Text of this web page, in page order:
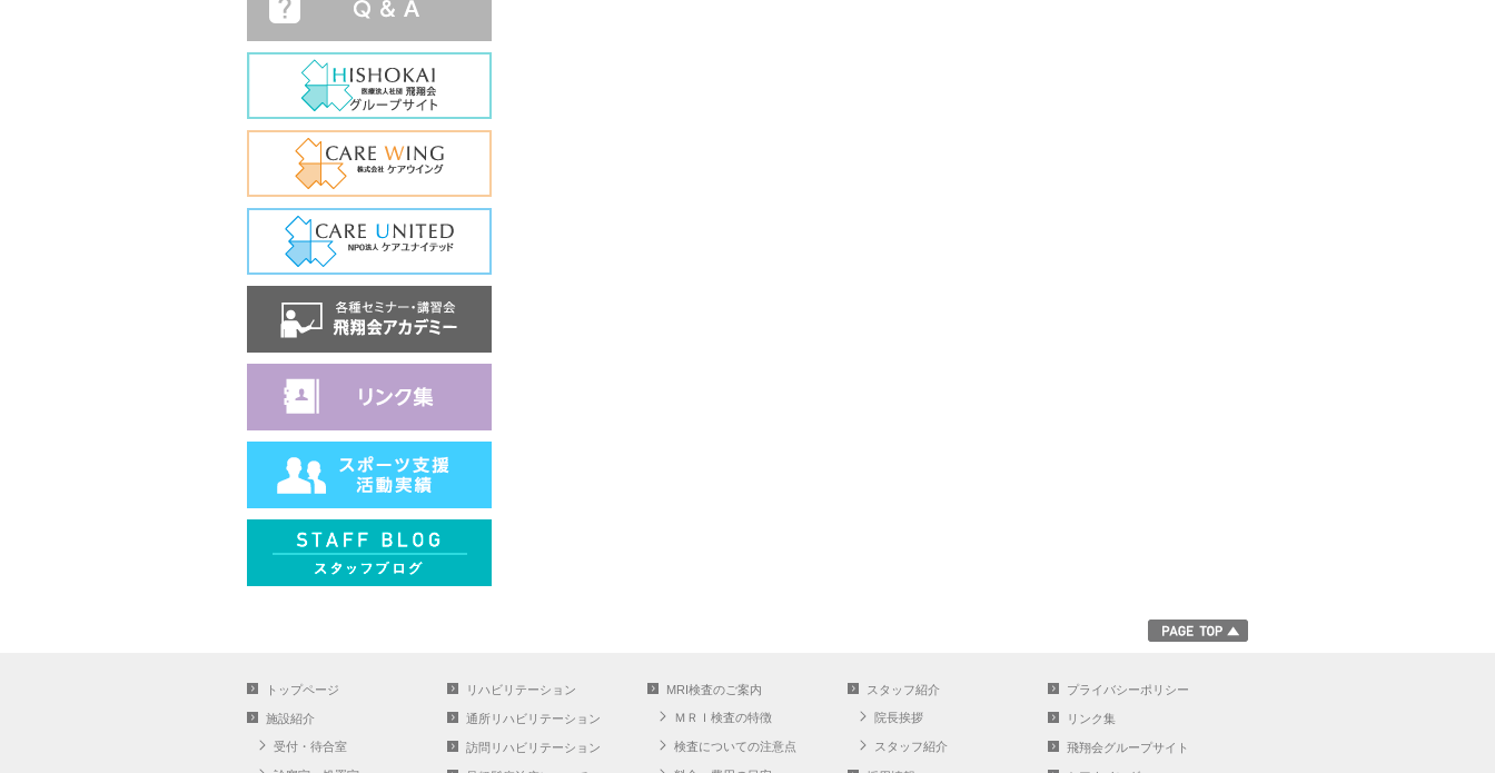
トップページ
施設紹介
受付・待合室
リハビリテーション
通所リハビリテーション
訪問リハビリテーション
MRI検査のご案内
ＭＲＩ検査の特徴
検査についての注意点
スタッフ紹介
院長挨拶
スタッフ紹介
プライバシーポリシー
リンク集
飛翔会グループサイト